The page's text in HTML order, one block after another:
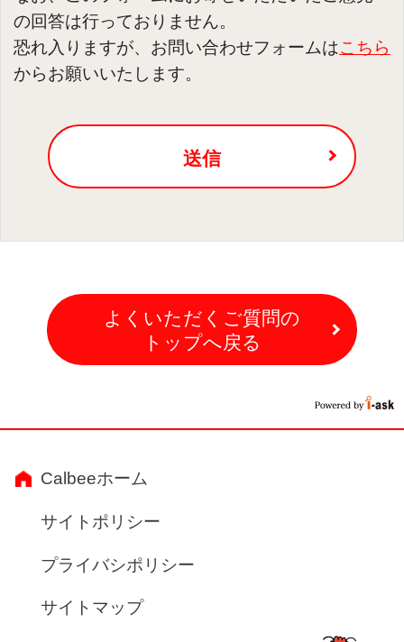
の回答は行っておりません。
恐れ入りますが、お問い合わせフォームはこちら
からお願いいたします。
送信
よくいただくご質問の
トップへ戻る
Calbeeホーム
サイトポリシー
プライバシポリシー
サイトマップ